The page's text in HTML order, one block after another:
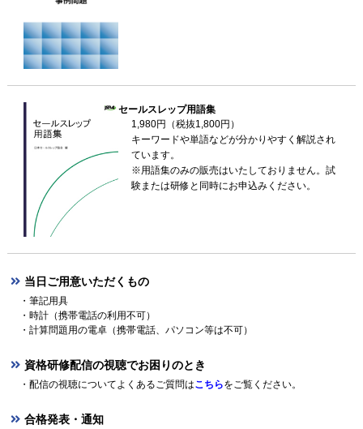
セールスレップ用語集
1,980円（税抜1,800円）
キーワードや単語などが分かりやすく解説され
ています。
※用語集のみの販売はいたしておりません。試
験または研修と同時にお申込みください。
当日ご用意いただくもの
・筆記用具
・時計（携帯電話の利用不可）
・計算問題用の電卓（携帯電話、パソコン等は不可）
資格研修配信の視聴でお困りのとき
・配信の視聴についてよくあるご質問はこちらをご覧ください。
合格発表・通知